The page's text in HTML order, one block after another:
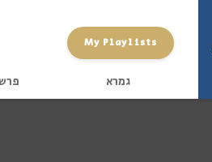
My Playlists
גמרא